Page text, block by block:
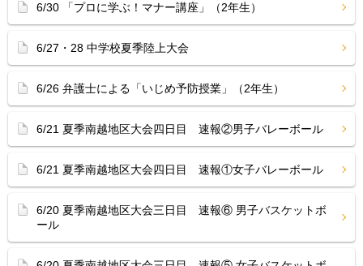
6/30 「プロに学ぶ！マナー講座」（2年生）
6/27・28 中学校夏季陸上大会
6/26 弁護士による「いじめ予防授業」（2年生）
6/21 夏季南越地区大会四日目 速報②男子バレーボール
6/21 夏季南越地区大会四日目 速報①女子バレーボール
6/20 夏季南越地区大会三日目 速報⑥ 男子バスケットボ
ール